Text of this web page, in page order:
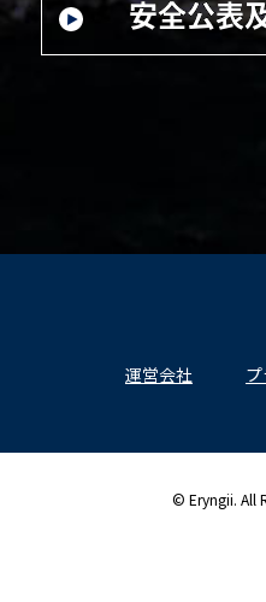
運営会社
© Eryngii. All